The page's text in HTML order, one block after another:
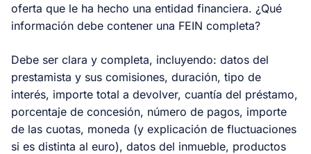
oferta que le ha hecho una entidad financiera. ¿Qué
información debe contener una FEIN completa?
Debe ser clara y completa, incluyendo: datos del
prestamista y sus comisiones, duración, tipo de
interés, importe total a devolver, cuantía del préstamo,
porcentaje de concesión, número de pagos, importe
de las cuotas, moneda (y explicación de fluctuaciones
si es distinta al euro), datos del inmueble, productos